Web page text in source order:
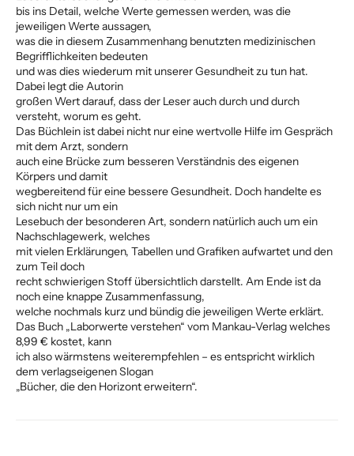
bis ins Detail, welche Werte gemessen werden, was die
jeweiligen Werte aussagen,
was die in diesem Zusammenhang benutzten medizinischen
Begrifflichkeiten bedeuten
und was dies wiederum mit unserer Gesundheit zu tun hat.
Dabei legt die Autorin
großen Wert darauf, dass der Leser auch durch und durch
versteht, worum es geht.
Das Büchlein ist dabei nicht nur eine wertvolle Hilfe im Gespräch
mit dem Arzt, sondern
auch eine Brücke zum besseren Verständnis des eigenen
Körpers und damit
wegbereitend für eine bessere Gesundheit. Doch handelte es
sich nicht nur um ein
Lesebuch der besonderen Art, sondern natürlich auch um ein
Nachschlagewerk, welches
mit vielen Erklärungen, Tabellen und Grafiken aufwartet und den
zum Teil doch
recht schwierigen Stoff übersichtlich darstellt. Am Ende ist da
noch eine knappe Zusammenfassung,
welche nochmals kurz und bündig die jeweiligen Werte erklärt.
Das Buch „Laborwerte verstehen“ vom Mankau-Verlag welches
8,99 € kostet, kann
ich also wärmstens weiterempfehlen – es entspricht wirklich
dem verlagseigenen Slogan
„Bücher, die den Horizont erweitern“.